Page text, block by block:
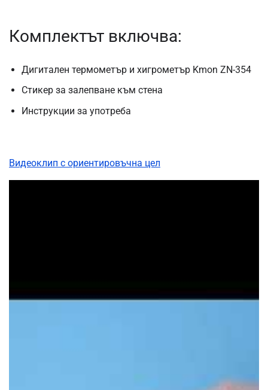
Комплектът включва:
Дигитален термометър и хигрометър Kmon ZN-354
Стикер за залепване към стена
Инструкции за употреба
Видеоклип с ориентировъчна цел